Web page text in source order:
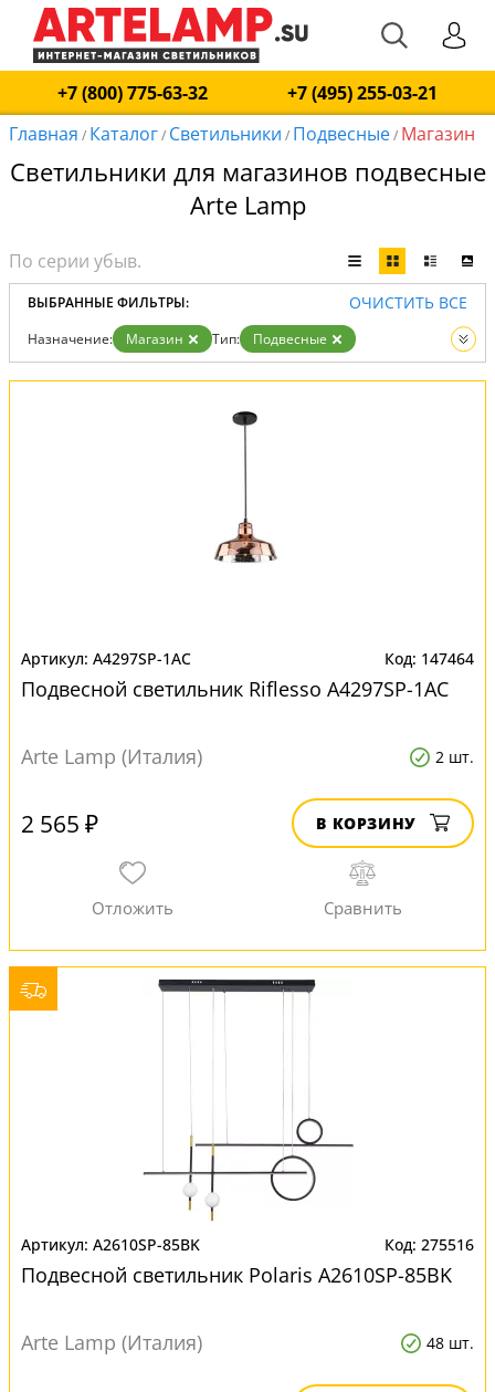
+7 (800) 775-63-32
+7 (495) 255-03-21
Главная / Каталог/ Светильники / Подвесные/ Магазин
Светильники для магазинов подвесные
Arte Lamp
ВЫБРАННЫЕ ФИЛЬТРЫ: ОЧИСТИТЬ ВСЕ
Назначение: Магазин Тип:
Подвесные
Вид:
Светильники
A4297SP-1AC 147464
Подвесной светильник Riflesso A4297SP-1AC
Arte Lamp (Италия) 2 шт.
2 565 ₽ В КОРЗИНУ
A2610SP-85BK 275516
Подвесной светильник Polaris A2610SP-85BK
Arte Lamp (Италия) 48 шт.